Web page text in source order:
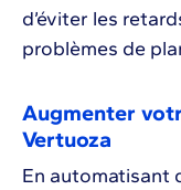
d’éviter les
problèmes de
Augmenter
Vertuoza
En automatisant